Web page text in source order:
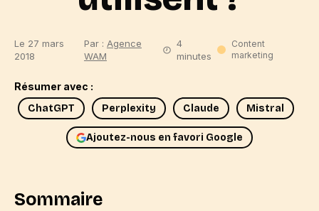
Le 27 mars
2018
Par : Agence
WAM
4
minutes
Content
marketing
Résumer avec :
ChatGPT
Perplexity Claude Mistral
Ajoutez-nous en favori Google
Sommaire